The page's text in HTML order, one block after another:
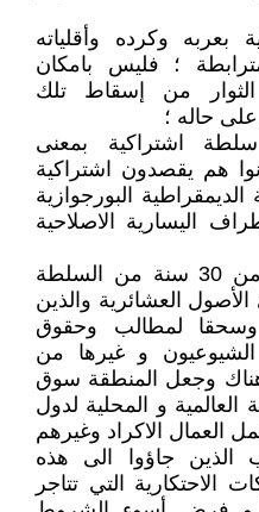
بعربه وكرده وأقلياته
؛ فليس بامكان
الثوار من إسقاط تلك
حاله ؛
اشتراكية بمعنى
هم يقصدون اشتراكية
البورجوازية
اليسارية الاصلاحية
وهكذا شاهدنا عبر ما يقرب من 30 سنة من السلطة
الأصول العشائرية والذين
وسحقا لمطالب وحقوق
الشيوعيون و غيرها من
هناك وجعل المنطقة سوق
و المحلية لدول
العمال الاكراد وغيرهم
الذين جاؤوا الى هذه
التي تتاجر